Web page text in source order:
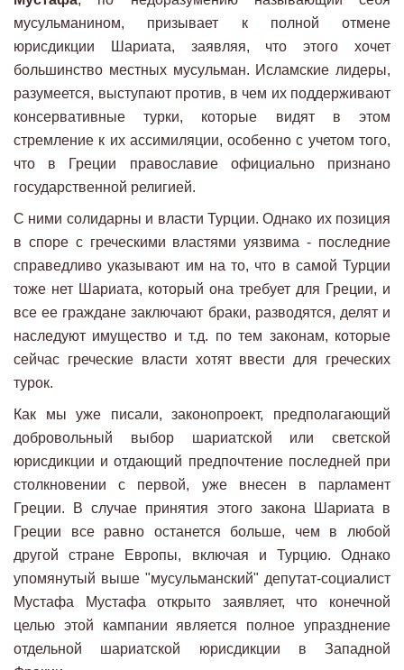
мусульманином, призывает к полной отмене
юрисдикции Шариата, заявляя, что этого хочет
большинство местных мусульман. Исламские лидеры,
разумеется, выступают против, в чем их поддерживают
консервативные турки, которые видят в этом
стремление к их ассимиляции, особенно с учетом того,
что в Греции православие официально признано
государственной религией.
С ними солидарны и власти Турции. Однако их позиция
в споре с греческими властями уязвима - последние
справедливо указывают им на то, что в самой Турции
тоже нет Шариата, который она требует для Греции, и
все ее граждане заключают браки, разводятся, делят и
наследуют имущество и т.д. по тем законам, которые
сейчас греческие власти хотят ввести для греческих
турок.
Как мы уже писали, законопроект, предполагающий
добровольный выбор шариатской или светской
юрисдикции и отдающий предпочтение последней при
столкновении с первой, уже внесен в парламент
Греции. В случае принятия этого закона Шариата в
Греции все равно останется больше, чем в любой
другой стране Европы, включая и Турцию. Однако
упомянутый выше "мусульманский" депутат-социалист
Мустафа Мустафа открыто заявляет, что конечной
целью этой кампании является полное упразднение
отдельной шариатской юрисдикции в Западной